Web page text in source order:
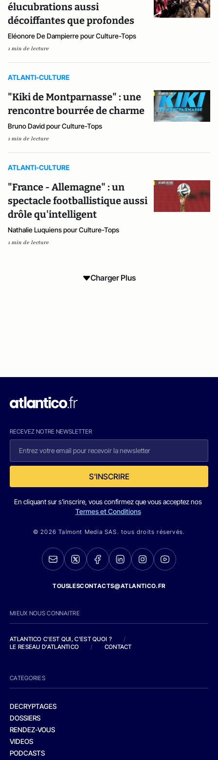
élucubrations aussi
décoiffantes que profondes
Eléonore De Dampierre pour Culture-Tops
1 min de lecture
ATLANTI-CULTURE
"Kiki de Montparnasse" : une
rencontre bourrée de charme
Bruno David pour Culture-Tops
1 min de lecture
ATLANTI-CULTURE
"France - Allemagne" : un
spectacle footballistique aussi
drôle qu'intelligent
Nathalie Luquiens pour Culture-Tops
1 min de lecture
Charger Plus
RECEVEZ NOTRE NEWSLETTER
S'INSCRIRE
En cliquant sur s'inscrire, vous confirmez que vous acceptez nos
Termes et Conditions
© 2026 Talmont Media SAS. tous droits réservés.
TOUSLESCONTACTS@ATLANTICO.FR
MIEUX NOUS CONNAITRE
ATLANTICO C'EST QUI, C'EST QUOI ?
/
LE RESEAU D'ATLANTICO
/ CONTACT
CATEGORIES
DECRYPTAGES
DOSSIERS
RENDEZ-VOUS
VIDEOS
PODCASTS